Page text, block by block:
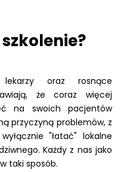
lekarzy oraz rosnące
że coraz więcej
na swoich pacjentów
przyczyną problemów, z
"łatać" lokalne
Każdy z nas jako
taki sposób.